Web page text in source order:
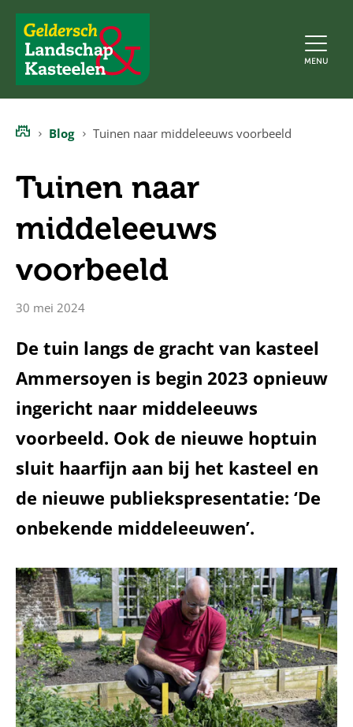
Geldersch
Landschap
en
MENU
Blog Tuinen naar middeleeuws voorbeeld
Tuinen naar
middeleeuws
voorbeeld
30 mei 2024
De tuin langs de gracht van kasteel
Ammersoyen is begin 2023 opnieuw
ingericht naar middeleeuws
voorbeeld. Ook de nieuwe hoptuin
sluit haarfijn aan bij het kasteel en
de nieuwe publiekspresentatie: ‘De
onbekende middeleeuwen’.